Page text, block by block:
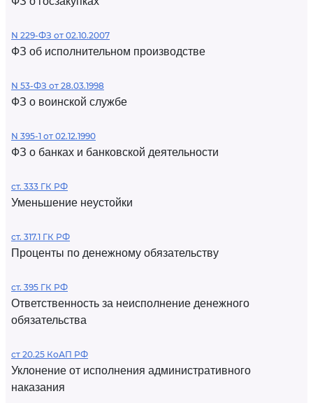
N 229-ФЗ от 02.10.2007
ФЗ об исполнительном производстве
N 53-ФЗ от 28.03.1998
ФЗ о воинской службе
N 395-1 от 02.12.1990
ФЗ о банках и банковской деятельности
ст. 333 ГК РФ
Уменьшение неустойки
ст. 317.1 ГК РФ
Проценты по денежному обязательству
ст. 395 ГК РФ
Ответственность за неисполнение денежного
обязательства
ст 20.25 КоАП РФ
Уклонение от исполнения административного
наказания